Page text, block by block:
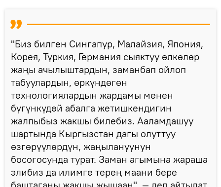
"Биз билген Сингапур, Малайзия, Япония,
Корея, Түркия, Германия сыяктуу өлкөлөр
жаңы ачылыштардын, заманбап ойлоп
табуулардын, өркүндөгөн
технологиялардын жардамы менен
бүгүнкүдөй абалга жетишкендигин
жалпыбыз жакшы билебиз. Ааламдашуу
шартында Кыргызстан дагы олуттуу
өзгөрүүлөрдүн, жаңылануунун
босогосунда турат. Заман агымына жараша
элибиз да илимге терең маани бере